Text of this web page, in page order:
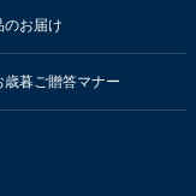
のお届け
歳暮ご贈答マナー